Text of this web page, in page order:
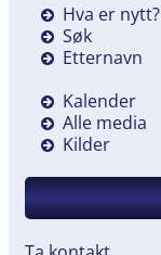
Hva er nytt?
Søk
Etternavn
Kalender
Alle media
Kilder